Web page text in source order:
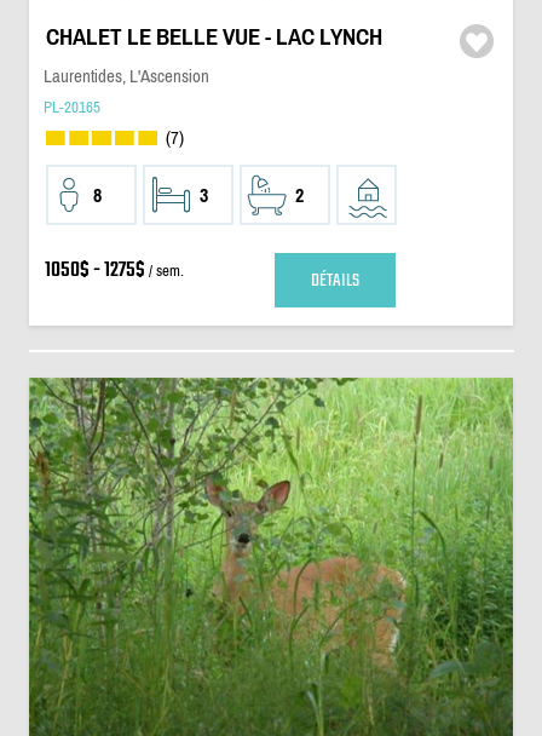
CHALET LE BELLE VUE - LAC LYNCH
Laurentides, L'Ascension
PL-20165
(7)
8 3 2
1050$ - 1275$ / sem. DÉTAILS